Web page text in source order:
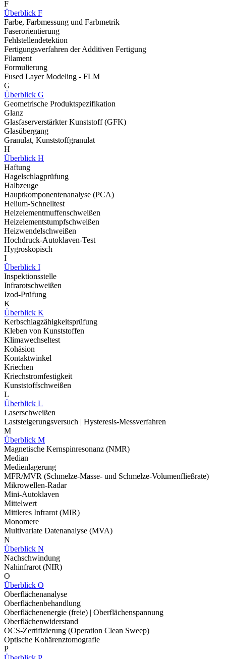
F
Überblick F
Farbe, Farbmessung und Farbmetrik
Faserorientierung
Fehlstellendetektion
Fertigungsverfahren der Additiven Fertigung
Filament
Formulierung
Fused Layer Modeling - FLM
G
Überblick G
Geometrische Produktspezifikation
Glanz
Glasfaserverstärkter Kunststoff (GFK)
Glasübergang
Granulat, Kunststoffgranulat
H
Überblick H
Haftung
Hagelschlagprüfung
Halbzeuge
Hauptkomponentenanalyse (PCA)
Helium-Schnelltest
Heizelementmuffenschweißen
Heizelementstumpfschweißen
Heizwendelschweißen
Hochdruck-Autoklaven-Test
Hygroskopisch
I
Überblick I
Inspektionsstelle
Infrarotschweißen
Izod-Prüfung
K
Überblick K
Kerbschlagzähigkeitsprüfung
Kleben von Kunststoffen
Klimawechseltest
Kohäsion
Kontaktwinkel
Kriechen
Kriechstromfestigkeit
Kunststoffschweißen
L
Überblick L
Laserschweißen
Laststeigerungsversuch | Hysteresis-Messverfahren
M
Überblick M
Magnetische Kernspinresonanz (NMR)
Median
Medienlagerung
MFR/MVR (Schmelze-Masse- und Schmelze-Volumenfließrate)
Mikrowellen-Radar
Mini-Autoklaven
Mittelwert
Mittleres Infrarot (MIR)
Monomere
Multivariate Datenanalyse (MVA)
N
Überblick N
Nachschwindung
Nahinfrarot (NIR)
O
Überblick O
Oberflächenanalyse
Oberflächenbehandlung
Oberflächenenergie (freie) | Oberflächenspannung
Oberflächenwiderstand
OCS-Zertifizierung (Operation Clean Sweep)
Optische Kohärenztomografie
P